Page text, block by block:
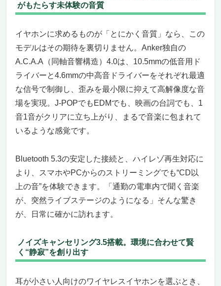
がもたらす未体験の音質
イヤホンに求めるものが「とにかく音質」なら、この
モデルはその期待を裏切りません。Anker独自の
A.C.A.A（同軸音響構造）4.0は、10.5mmの低音用ド
ライバーと4.6mmの中高音ドライバーをそれぞれ最適
な信号で制御し、歪みを最小限に抑えて高解像度な音
場を実現。J-POPでもEDMでも、映画の台詞でも、1
音1音がクリアに立ち上がり、まるで音楽に包まれて
いるような感覚です。
Bluetooth 5.3の安定した接続と、ハイレゾ再生対応に
より、スマホやPCからのストリーミングでも“CD以
上の音”を体験できます。「通勤の電車内で聞く音楽
が、突然ライブステージのようになる」そんな驚き
が、日常に確かに訪れます。
ノイズキャンセリング3.5搭載。環境に合わせて賢
く“静寂”を創り出す
耳が小さい人向けのワイヤレスイヤホンを選ぶとき、